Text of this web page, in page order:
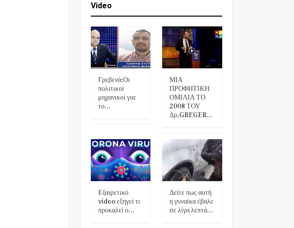
Video
Γρεβενά:Οι
πολιτικοί
μηχανικοί για
το…
ΜΙΑ
ΠΡΟΦΗΤΙΚΗ
ΟΜΙΛΙΑ ΤΟ
2008 ΤΟΥ
Δρ.GREGER…
Εξαιρετικό
video εξηγεί τι
προκαλεί ο…
Δείτε πως αυτή
η γυναίκα έβαλε
σε λίγα λεπτά…